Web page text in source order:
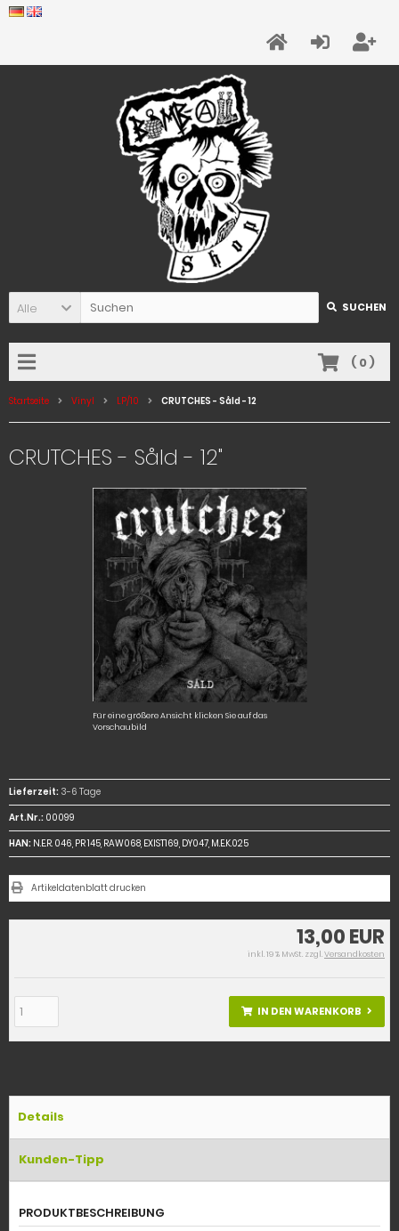
Alle SUCHEN
( 0)
Startseite Vinyl LP/10 CRUTCHES - Såld - 12
CRUTCHES - Såld - 12"
Für eine größere Ansicht klicken Sie auf das
Vorschaubild
13,00 EUR
inkl. 19 % MwSt. zzgl.Versandkosten
IN DEN WARENKORB
Lieferzeit: 3-6 Tage
Art.Nr.: 00099
HAN: N.E.R. 046, PR 145, RAW068, EXIST169, DY047, M.E.K.025
Artikeldatenblatt drucken
Details
Kunden-Tipp
PRODUKTBESCHREIBUNG